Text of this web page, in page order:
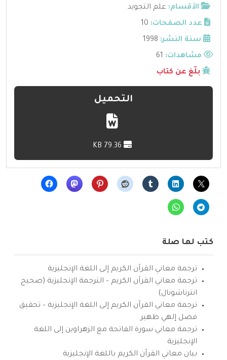
الأقسام: علم التجويد
عدد الصفحات: 10
سنة النشر: 1998
مشاهدات:
بلّغ عن كتاب
التحميل
كتب لها صلة
ترجمة معاني القرآن الكريم إلى اللغة الإنجليزية
ترجمة معاني القرآن الكريم – الترجمة الإنجليزية (صحيح
انترناشونال)
ترجمة معاني القرآن الكريم إلى اللغة الإنجليزية – تحقيق
فضل إلهي ظهير
ترجمة معاني سورة الفاتحة مع الزهراوين إلى اللغة
الإنجليزية
بيان معاني القرآن الكريم باللغة الإنجليزية